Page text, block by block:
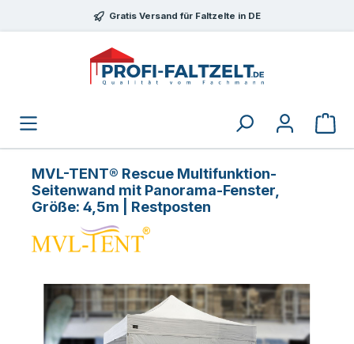
Zum Hauptinhalt springenGratis Versand für Faltzelte in DE
MVL-TENT® Rescue Multifunktion-
Seitenwand mit Panorama-Fenster,
Größe: 4,5m | Restposten
Bildergalerie überspringen